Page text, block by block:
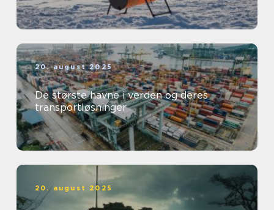
20. august 2025
De største havne i verden og deres
transportløsninger
20. august 2025